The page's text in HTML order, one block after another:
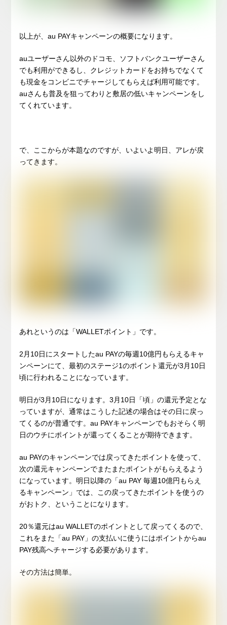
以上が、au PAYキャンペーンの概要になります。
auユーザーさん以外のドコモ、ソフトバンクユーザーさん
でも利用ができるし、クレジットカードをお持ちでなくて
も現金をコンビニでチャージしてもらえば利用可能です。
auさんも普及を狙ってわりと敷居の低いキャンペーンをし
てくれています。
で、ここからが本題なのですが、いよいよ明日、アレが戻
ってきます。
あれというのは「WALLETポイント」です。
2月10日にスタートしたau PAYの毎週10億円もらえるキャ
ンペーンにて、最初のステージ1のポイント還元が3月10日
頃に行われることになっています。
明日が3月10日になります。3月10日「頃」の還元予定とな
っていますが、通常はこうした記述の場合はその日に戻っ
てくるのが普通です。au PAYキャンペーンでもおそらく明
日のウチにポイントが還ってくることが期待できます。
au PAYのキャンペーンでは戻ってきたポイントを使って、
次の還元キャンペーンでまたまたポイントがもらえるよう
になっています。明日以降の「au PAY 毎週10億円もらえ
るキャンペーン」では、この戻ってきたポイントを使うの
がおトク、ということになります。
20％還元はau WALLETのポイントとして戻ってくるので、
これをまた「au PAY」の支払いに使うにはポイントからau
PAY残高へチャージする必要があります。
その方法は簡単。